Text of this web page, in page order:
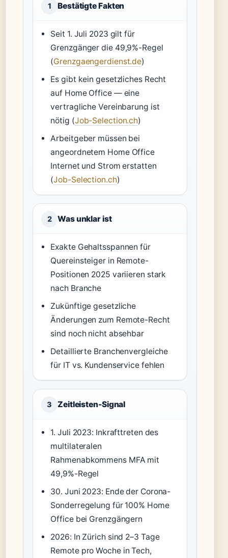
1 Bestätigte Fakten
Seit 1. Juli 2023 gilt für
Grenzgänger die 49,9%-Regel
(Grenzgaengerdienst.de)
Es gibt kein gesetzliches Recht
auf Home Office — eine
vertragliche Vereinbarung ist
nötig (Job-Selection.ch)
Arbeitgeber müssen bei
angeordnetem Home Office
Internet und Strom erstatten
(Job-Selection.ch)
2 Was unklar ist
Exakte Gehaltsspannen für
Quereinsteiger in Remote-
Positionen 2025 variieren stark
nach Branche
Zukünftige gesetzliche
Änderungen zum Remote-Recht
sind noch nicht absehbar
Detaillierte Branchenvergleiche
für IT vs. Kundenservice fehlen
3 Zeitleisten-Signal
1. Juli 2023: Inkrafttreten des
multilateralen
Rahmenabkommens MFA mit
49,9%-Regel
30. Juni 2023: Ende der Corona-
Sonderregelung für 100% Home
Office bei Grenzgängern
2026: In Zürich sind 2–3 Tage
Remote pro Woche in Tech,